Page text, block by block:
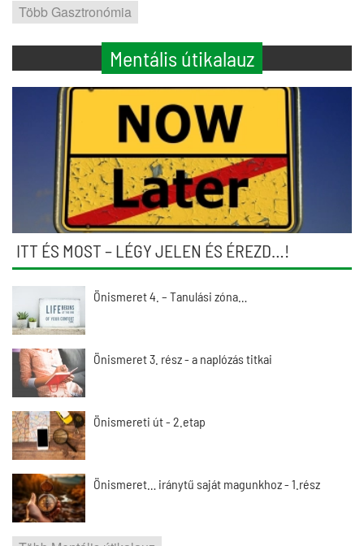
Több Gasztronómia
Mentális útikalauz
ITT ÉS MOST – LÉGY JELEN ÉS ÉREZD…!
Önismeret 4. – Tanulási zóna…
Önismeret 3. rész - a naplózás titkai
Önismereti út - 2.etap
Önismeret… iránytű saját magunkhoz - 1.rész